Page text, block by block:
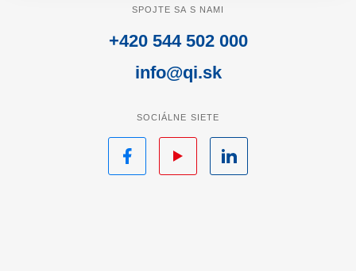
SPOJTE SA S NAMI
+420 544 502 000
info@qi.sk
SOCIÁLNE SIETE
Facebook